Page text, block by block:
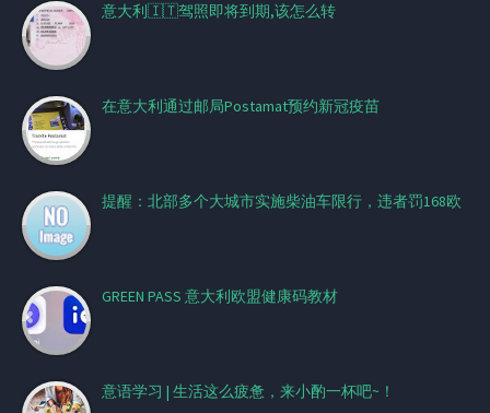
意大利🇮🇹驾照即将到期,该怎么转
在意大利通过邮局Postamat预约新冠疫苗
提醒：北部多个大城市实施柴油车限行，违者罚168欧
GREEN PASS 意大利欧盟健康码教材
意语学习 | 生活这么疲惫，来小酌一杯吧~！